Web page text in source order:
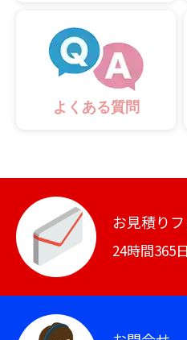
よくある質問
お見積り
24時間365